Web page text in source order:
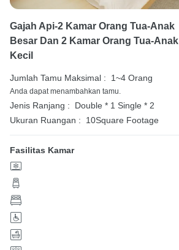
Gajah Api-2 Kamar Orang Tua-Anak
Besar Dan 2 Kamar Orang Tua-Anak
Kecil
Jumlah Tamu Maksimal : 1~4 Orang
Anda dapat menambahkan tamu.
Jenis Ranjang : Double * 1 Single * 2
Ukuran Ruangan :
10Square Footage
Fasilitas Kamar